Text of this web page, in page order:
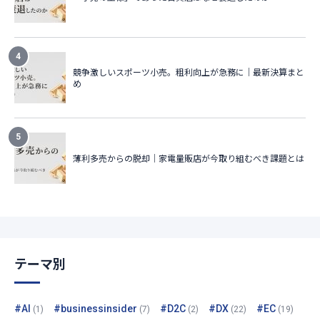
テーマ別
#AI (1) #businessinsider (7) #D2C (2) #DX (22) #EC (19)